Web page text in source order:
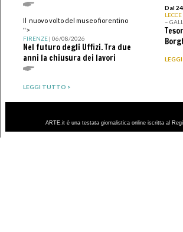
Il nuovo volto del museo fiorentino
">
FIRENZE| 06/08/2026
Nel futuro degli Uffizi. Tra due
anni la chiusura dei lavori
LEGGI TUTTO >
Dal
LECCE
–
ARTE.it è una testata giornalistica online iscritta al